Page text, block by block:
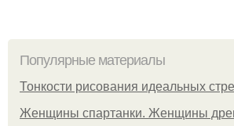
Популярные материалы
Тонкости рисования идеальных
Женщины спартанки. Женщины